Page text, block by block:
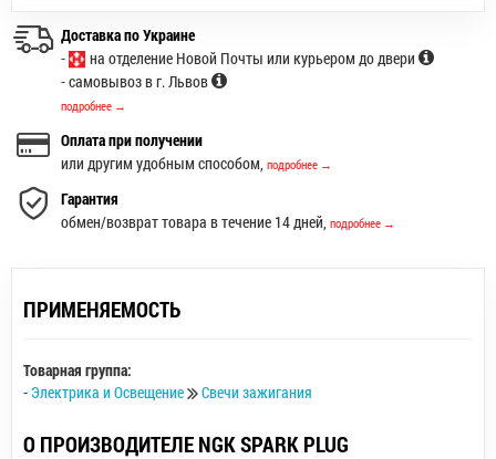
Доставка по Украине
-
на отделение Новой Почты или курьером до двери
- самовывоз в г. Львов
подробнее →
Оплата при получении
или другим удобным способом, подробнее →
Гарантия
обмен/возврат товара в течение 14 дней, подробнее →
ПРИМЕНЯЕМОСТЬ
Товарная группа:
- Электрика и Освещение Свечи зажигания
О ПРОИЗВОДИТЕЛЕ NGK SPARK PLUG